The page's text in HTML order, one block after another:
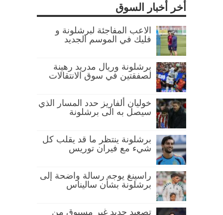
أخر أخبار السوق
الاعب المفاجئة لبرشلونة و
فليك في الموسم الجديد
برشلونة وريال مدريد رهينة
لصفقتين في سوق الانتقالات
خوليان ألفاريز حدد المسار الذي
سيصل به الى برشلونة
برشلونة ينتظر ما قد يقلب كل
شيء مع فيران توريس
راسينغ يوجه رسالة واضحة إلى
برشلونة بشأن ساليناس
تصعيد جديد غير مسبوق من